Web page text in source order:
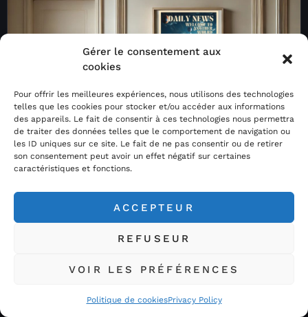
Gérer le consentement aux
cookies
Pour offrir les meilleures expériences, nous utilisons des technologies
telles que les cookies pour stocker et/ou accéder aux informations
des appareils. Le fait de consentir à ces technologies nous permettra
de traiter des données telles que le comportement de navigation ou
les ID uniques sur ce site. Le fait de ne pas consentir ou de retirer
son consentement peut avoir un effet négatif sur certaines
caractéristiques et fonctions.
ACCEPTEUR
REFUSEUR
VOIR LES PRÉFÉRENCES
Politique de cookiesPrivacy Policy